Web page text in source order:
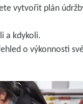
vytvořit plán
a kdykoli.
o výkonnosti